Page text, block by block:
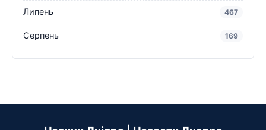
Липень 467
Серпень 169